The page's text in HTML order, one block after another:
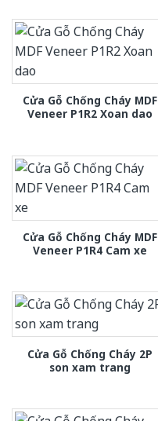
Cửa Gỗ Chống Cháy MDF
Veneer P1R2 Xoan dao
Cửa Gỗ Chống Cháy MDF
Veneer P1R4 Cam xe
Cửa Gỗ Chống Cháy 2P
son xam trang